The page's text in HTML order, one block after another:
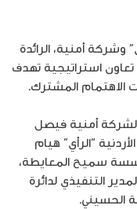
وشركة أمنية، الرائدة
تعاون استراتيجية تهدف
الاهتمام المشترك.
لشركة أمنية فيصل
“الرأي” هيام
سميح المعايطة،
التنفيذي لدائرة
الحسيني.